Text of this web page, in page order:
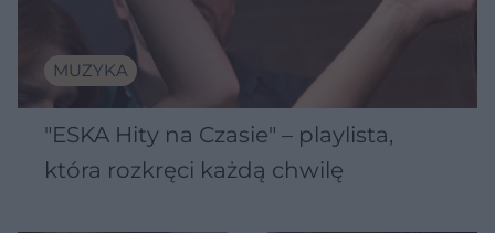
MUZYKA
"ESKA Hity na Czasie" – playlista,
która rozkręci każdą chwilę